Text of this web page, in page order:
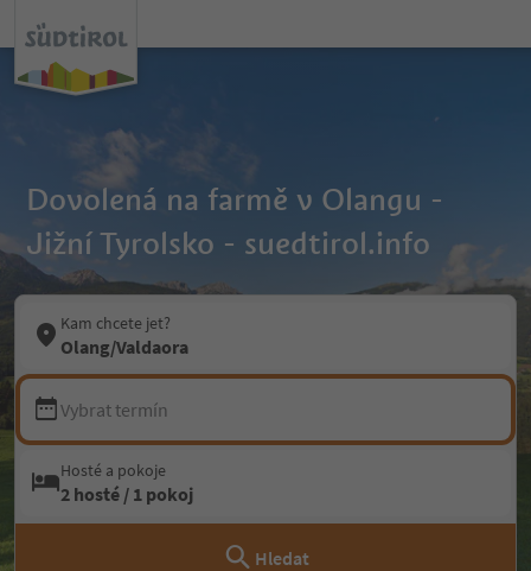
Dovolená na farmě v Olangu -
Jižní Tyrolsko - suedtirol.info
Kam chcete jet?
Olang/Valdaora
Vybrat termín
Hosté a pokoje
2 hosté / 1 pokoj
Hledat